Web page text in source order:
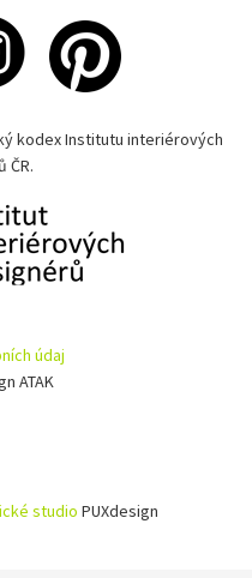
kodex Institutu interiérových
ČR.
údaj
ATAK
studio PUXdesign